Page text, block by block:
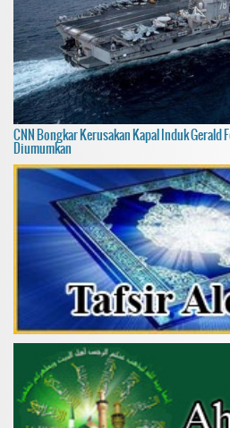
CNN Bongkar Kerusakan Kapal Induk Gerald
Diumumkan